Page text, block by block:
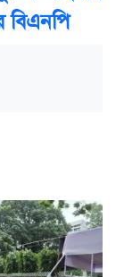
বিএনপি